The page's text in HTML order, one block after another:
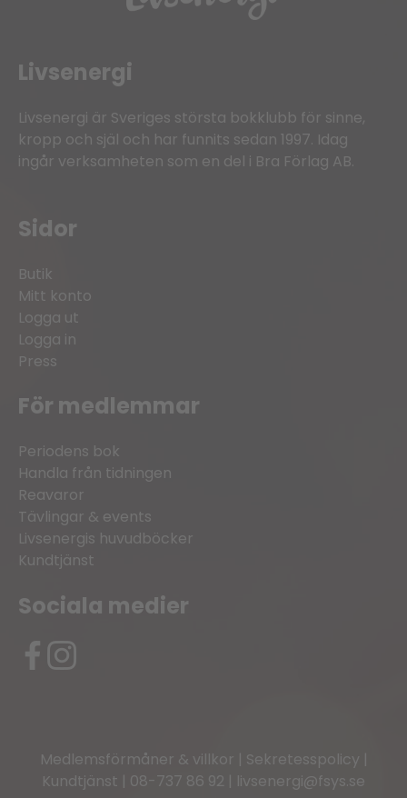
Livsenergi
Livsenergi är Sveriges största bokklubb för sinne,
kropp och själ och har funnits sedan 1997. Idag
ingår verksamheten som en del i Bra Förlag AB.
Sidor
Butik
Mitt konto
Logga ut
Logga in
Press
För medlemmar
Periodens bok
Handla från tidningen
Reavaror
Tävlingar & events
Livsenergis huvudböcker
Kundtjänst
Sociala medier
Medlemsförmåner & villkor | Sekretesspolicy |
Kundtjänst | 08-737 86 92 | livsenergi@fsys.se